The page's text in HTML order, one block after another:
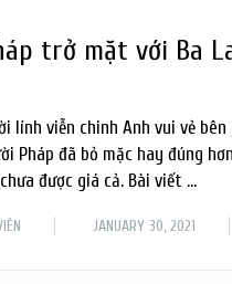
trở mặt với Ba
lính viễn chinh Anh vui vẻ
Pháp đã bỏ mặc hay đúng
được giá cả. Bài viết …
JANUARY 30, 2021